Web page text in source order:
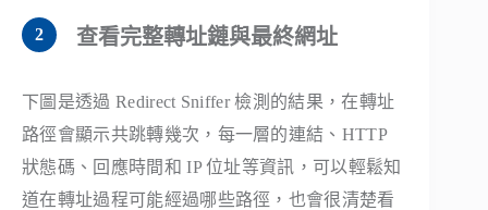
查看完整轉址鏈與最終網址
下圖是透過 Redirect Sniffer 檢測的結果，在轉址
路徑會顯示共跳轉幾次，每一層的連結、HTTP
狀態碼、回應時間和 IP 位址等資訊，可以輕鬆知
道在轉址過程可能經過哪些路徑，也會很清楚看